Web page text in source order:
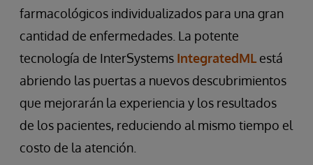
farmacológicos individualizados para una gran
cantidad de enfermedades. La potente
tecnología de InterSystems IntegratedML está
abriendo las puertas a nuevos descubrimientos
que mejorarán la experiencia y los resultados
de los pacientes, reduciendo al mismo tiempo el
costo de la atención.